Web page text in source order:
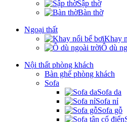
Sập thờ
Bàn thờ
Ngoại thất
Khay
Ô dù
Nội thất phòng khách
Bàn ghế phòng khách
Sofa
Sofa da
Sofa nỉ
Sofa gỗ